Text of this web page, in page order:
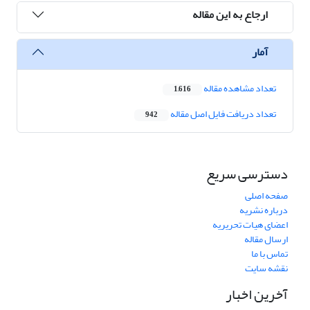
ارجاع به این مقاله
آمار
تعداد مشاهده مقاله 1,616
تعداد دریافت فایل اصل مقاله 942
دسترسی سریع
صفحه اصلی
درباره نشریه
اعضای هیات تحریریه
ارسال مقاله
تماس با ما
نقشه سایت
آخرین اخبار